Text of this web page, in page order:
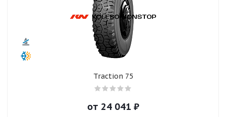
Traction 75
от 24 041 ₽